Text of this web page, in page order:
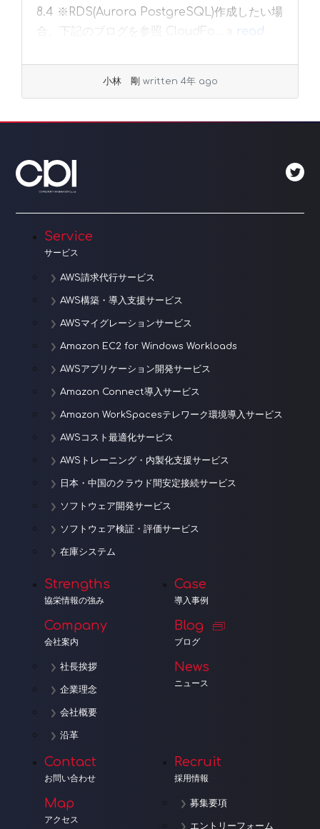
8.4 ※RDS(Aurora PostgreSQL)作成したい場
合、下記のブログを参照 CloudFo... »
read
小林 剛 written 4年 ago
Service
サービス
AWS請求代行サービス
AWS構築・導入支援サービス
AWSマイグレーションサービス
Amazon EC2 for Windows Workloads
AWSアプリケーション開発サービス
Amazon Connect導入サービス
Amazon WorkSpacesテレワーク環境導入サービス
AWSコスト最適化サービス
AWSトレーニング・内製化支援サービス
日本・中国のクラウド間安定接続サービス
ソフトウェア開発サービス
ソフトウェア検証・評価サービス
在庫システム
Strengths
協栄情報の強み
Company
会社案内
社長挨拶
企業理念
会社概要
沿革
Case
導入事例
Blog
ブログ
News
ニュース
Contact
お問い合わせ
Map
アクセス
Recruit
採用情報
募集要項
エントリーフォーム